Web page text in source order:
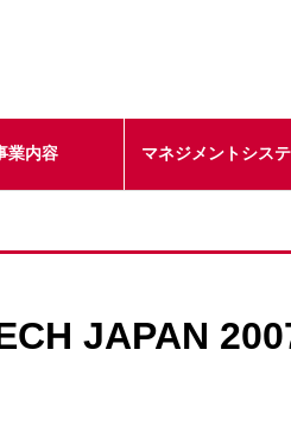
業内容 マネジメントシス
JAPAN